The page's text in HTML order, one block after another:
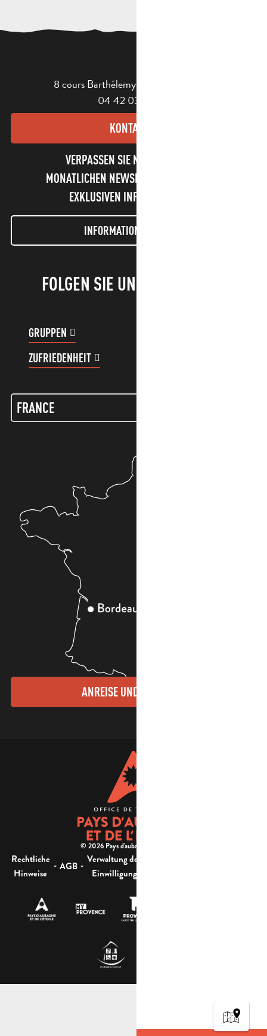
8 cours Barthélemy - 13400 Aubagne
04 42 03 49 98
KONTAKT
VERPASSEN SIE NICHT UNSEREN
MONATLICHEN NEWSLETTER UND UNSERE
EXKLUSIVEN INFORMATIONEN!
INFORMATIONEN LETTER
FOLGEN SIE UNS!
GRUPPEN
ZUFRIEDENHEIT
ANREISE UND KONTAKTE
© 2026 Pays d'aubagne et de l'étoile -
Rechtliche
Hinweise
- AGB - Verwaltung der
Einwilligung